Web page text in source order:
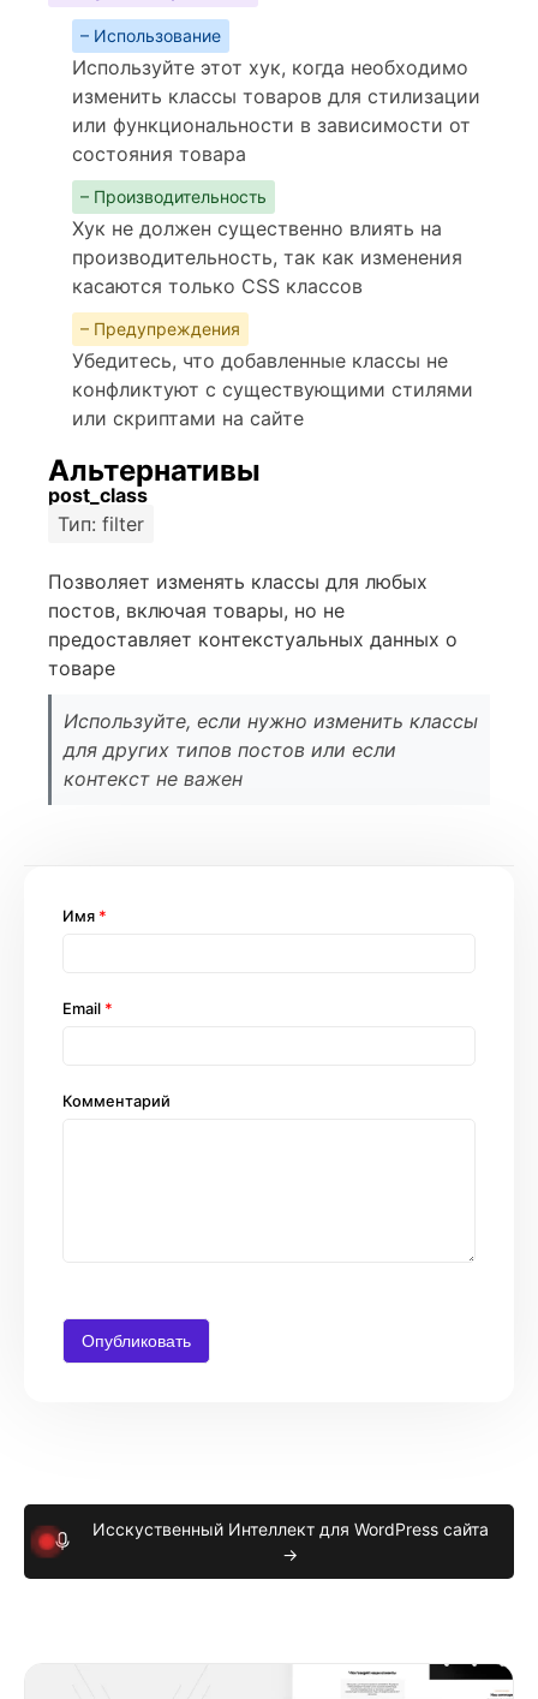
– Использование
Используйте этот хук, когда необходимо
изменить классы товаров для стилизации
или функциональности в зависимости от
состояния товара
– Производительность
Хук не должен существенно влиять на
производительность, так как изменения
касаются только CSS классов
– Предупреждения
Убедитесь, что добавленные классы не
конфликтуют с существующими стилями
или скриптами на сайте
Альтернативы
post_class
Тип: filter
Позволяет изменять классы для любых
постов, включая товары, но не
предоставляет контекстуальных данных о
товаре
Используйте, если нужно изменить классы
для других типов постов или если
контекст не важен
Комментарий
Имя *
Email *
Исскуственный Интеллект для WordPress сайта
→